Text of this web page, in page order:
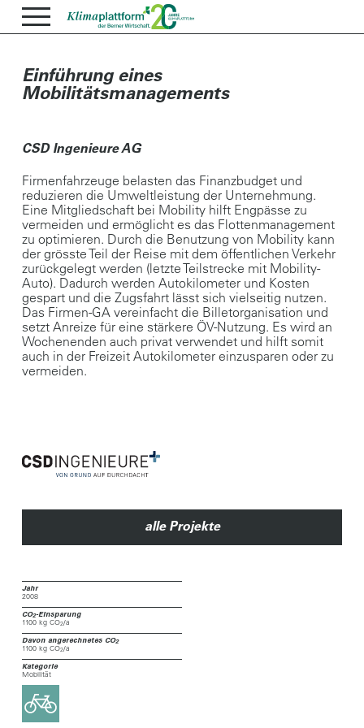
Einführung eines
Mobilitätsmanagements
CSD Ingenieure AG
Jahr
2008
CO2-Einsparung
1100 kg CO2/a
Davon angerechnetes CO2
1100 kg CO2/a
Kategorie
Mobilität
Firmenfahrzeuge belasten das Finanzbudget und
reduzieren die Umweltleistung der Unternehmung.
Eine Mitgliedschaft bei Mobility hilft Engpässe zu
vermeiden und ermöglicht es das Flottenmanagement
zu optimieren. Durch die Benutzung von Mobility kann
der grösste Teil der Reise mit dem öffentlichen Verkehr
zurückgelegt werden (letzte Teilstrecke mit Mobility-
Auto). Dadurch werden Autokilometer und Kosten
gespart und die Zugsfahrt lässt sich vielseitig nutzen.
Das Firmen-GA vereinfacht die Billetorganisa­tion und
setzt Anreize für eine stärkere ÖV-Nutzung. Es wird an
Wochenenden auch privat verwendet und hilft somit
auch in der Freizeit Autokilometer einzu­sparen oder zu
vermeiden.
alle Projekte